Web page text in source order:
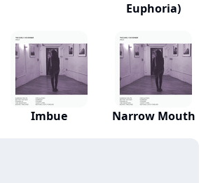
Euphoria)
Imbue Narrow Mouth